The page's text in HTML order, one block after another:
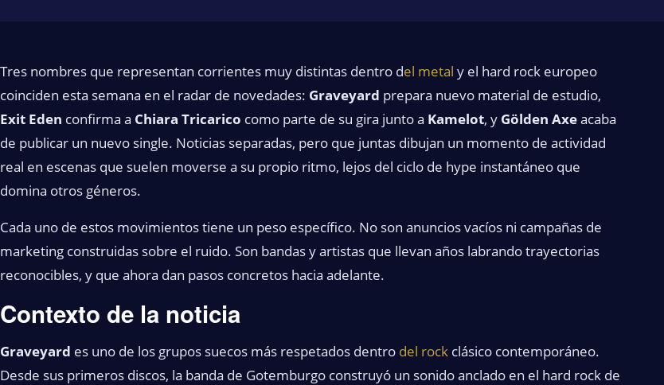
Tres nombres que representan corrientes muy distintas dentro del metal y el hard rock europeo
coinciden esta semana en el radar de novedades: Graveyard prepara nuevo material de estudio,
Exit Eden confirma a Chiara Tricarico como parte de su gira junto a Kamelot, y Gölden Axeacaba
de publicar un nuevo single. Noticias separadas, pero que juntas dibujan un momento de actividad
real en escenas que suelen moverse a su propio ritmo, lejos del ciclo de hype instantáneo que
domina otros géneros.
Cada uno de estos movimientos tiene un peso específico. No son anuncios vacíos ni campañas de
marketing construidas sobre el ruido. Son bandas y artistas que llevan años labrando trayectorias
reconocibles, y que ahora dan pasos concretos hacia adelante.
Contexto de la noticia
Graveyard es uno de los grupos suecos más respetados dentro del rock clásico contemporáneo.
Desde sus primeros discos, la banda de Gotemburgo construyó un sonido anclado en el hard rock de